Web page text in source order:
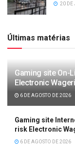
20 DE
Últimas matérias
Gaming site On-
Electronic
6 DE AGOSTO DE 2026
Gaming site
risk Electronic
6 DE AGOSTO DE 2026